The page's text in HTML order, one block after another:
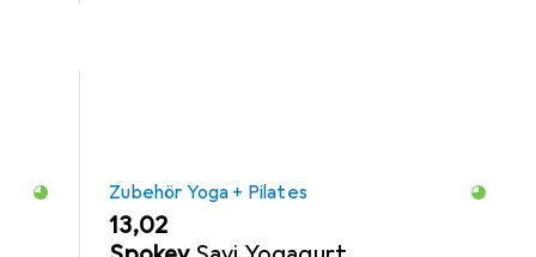
Zubehör Yoga + Pilates
EUR
13,02